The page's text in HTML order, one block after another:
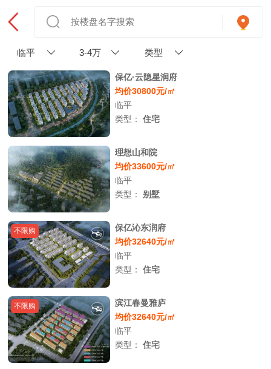
临平 3-4万 类型
保亿·云隐星润府
均价30800元/㎡
临平
类型：住宅
理想山和院
均价33600元/㎡
临平
类型：别墅
不限购
保亿沁东润府
均价32640元/㎡
临平
类型：住宅
不限购
滨江春曼雅庐
均价32640元/㎡
临平
类型：住宅